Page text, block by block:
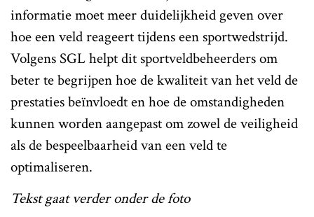
informatie moet meer duidelijkheid geven over
hoe een veld reageert tijdens een sportwedstrijd.
Volgens SGL helpt dit sportveldbeheerders om
beter te begrijpen hoe de kwaliteit van het veld de
prestaties beïnvloedt en hoe de omstandigheden
kunnen worden aangepast om zowel de veiligheid
als de bespeelbaarheid van een veld te
optimaliseren.
Tekst gaat verder onder de foto